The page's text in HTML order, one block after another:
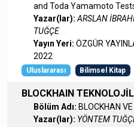
and Toda Yamamoto
Yazar(lar): ARSLAN
TUĞÇE
Yayın Yeri: ÖZGÜR
2022
Uluslararası Bilimsel Kitap
BLOCKHAIN
Bölüm Adı: BLOCKHAN
Yazar(lar): YÖNTEM